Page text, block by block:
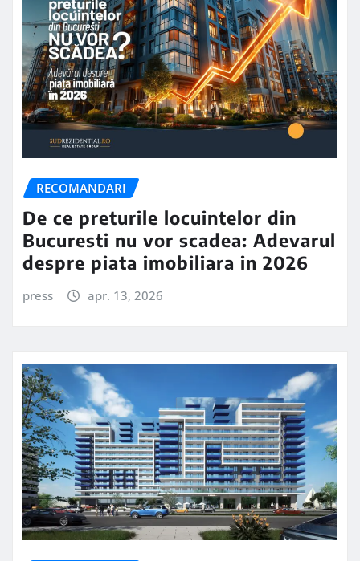
RECOMANDARI
De ce preturile locuintelor din
Bucuresti nu vor scadea: Adevarul
despre piata imobiliara in 2026
press apr. 13, 2026